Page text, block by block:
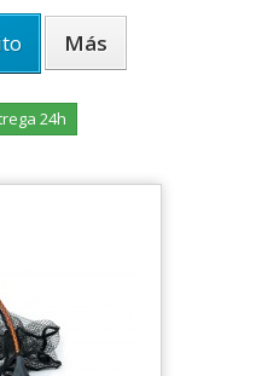
Más
24h